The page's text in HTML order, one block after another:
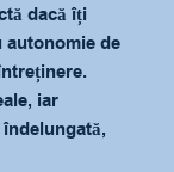
dacă îți
autonomie de
iar